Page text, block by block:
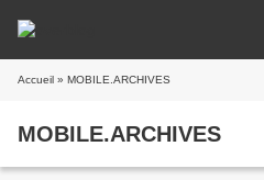
Accueil » MOBILE.ARCHIVES
MOBILE.ARCHIVES